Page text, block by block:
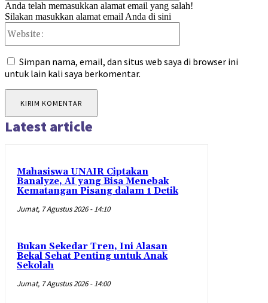
Anda telah memasukkan alamat email yang salah!
Silakan masukkan alamat email Anda di sini
Simpan nama, email, dan situs web saya di browser ini
untuk lain kali saya berkomentar.
Latest article
Mahasiswa UNAIR Ciptakan
Banalyze, AI yang Bisa Menebak
Kematangan Pisang dalam 1 Detik
Jumat, 7 Agustus 2026 - 14:10
Bukan Sekedar Tren, Ini Alasan
Bekal Sehat Penting untuk Anak
Sekolah
Jumat, 7 Agustus 2026 - 14:00